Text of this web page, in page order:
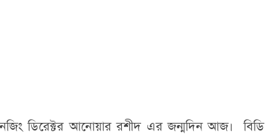
ডিরেক্টর আনোয়ার রশীদ এর জন্মদিন আজ। বিডি